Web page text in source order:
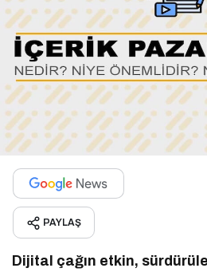
PAYLAŞ
Dijital çağın etkin,